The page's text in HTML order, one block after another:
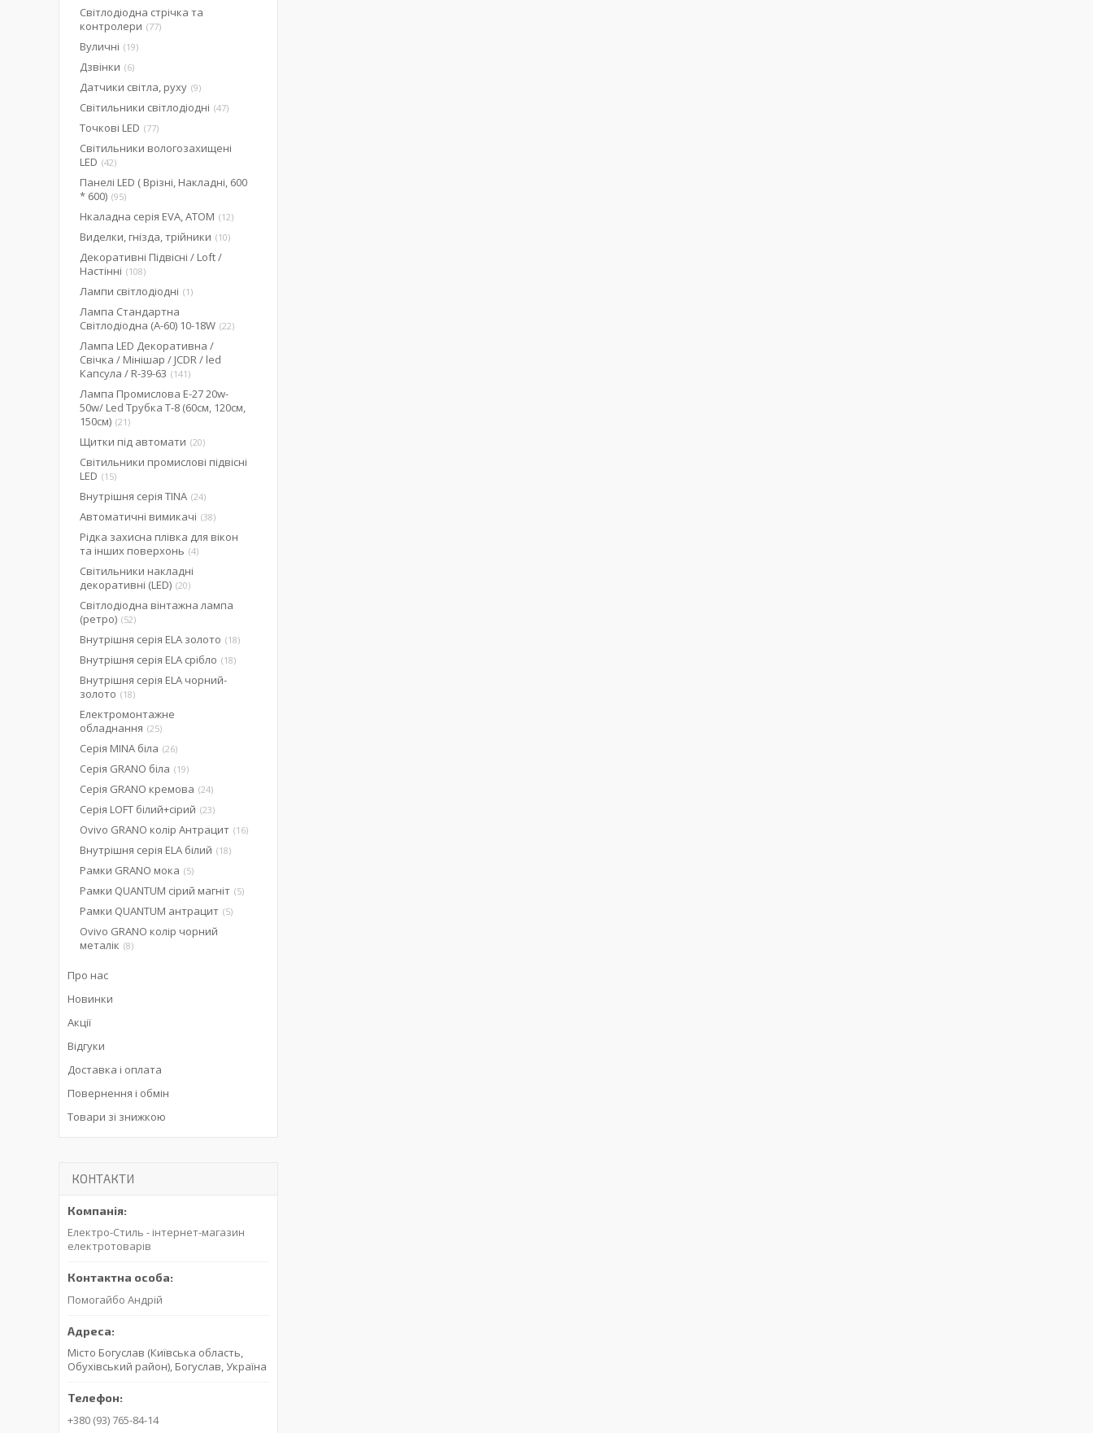
Світлодіодна стрічка та
контролери
77
Вуличні 19
Дзвінки 6
Датчики світла, руху 9
Світильники світлодіодні 47
Точкові LED 77
Світильники вологозахищені
LED 42
Панелі LED ( Врізні, Накладні, 600
* 600) 95
Нкаладна серія EVA, ATOM 12
Виделки, гнізда, трійники 10
Декоративні Підвісні / Loft /
Настінні
108
Лампи світлодіодні 1
Лампа Стандартна
Світлодіодна (А-60) 10-18W 22
Лампа LED Декоративна /
Свічка / Мінішар / JCDR / led
Капсула / R-39-63
141
Лампа Промислова Е-27 20w-
50w/ Led Трубка Т-8 (60см, 120см,
150см) 21
Щитки під автомати 20
Світильники промислові підвісні
LED
15
Внутрішня серія TINA 24
Автоматичні вимикачі 38
Рідка захисна плівка для вікон
та інших поверхонь 4
Світильники накладні
декоративні (LED) 20
Світлодіодна вінтажна лампа
(ретро) 52
Внутрішня серія ELA золото 18
Внутрішня серія ELA срібло 18
Внутрішня серія ELA чорний-
золото
18
Електромонтажне
обладнання 25
Серія MINA біла 26
Серія GRANO біла 19
Серія GRANO кремова 24
Серія LOFT білий+сірий 23
Ovivo GRANO колір Антрацит 16
Внутрішня серія ELA білий 18
Рамки GRANO мока 5
Рамки QUANTUM сірий магніт 5
Рамки QUANTUM антрацит 5
Ovivo GRANO колір чорний
металік 8
Про нас
Новинки
Акції
Відгуки
Доставка і оплата
Повернення і обмін
Товари зі знижкою
КОНТАКТИ
Електро-Стиль - інтернет-магазин
електротоварів
Помогайбо Андрій
Місто Богуслав (Київська область,
Обухівський район), Богуслав, Україна
+380 (93) 765-84-14